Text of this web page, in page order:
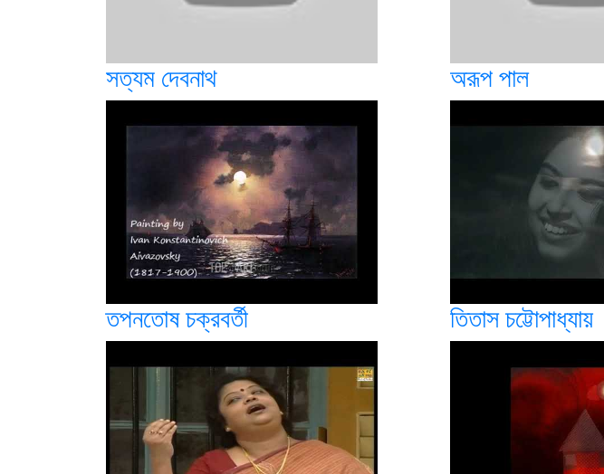
সত্যম দেবনাথ অরূপ পাল
তপনতোষ চক্রবর্তী তিতাস চট্টোপাধ্যায়